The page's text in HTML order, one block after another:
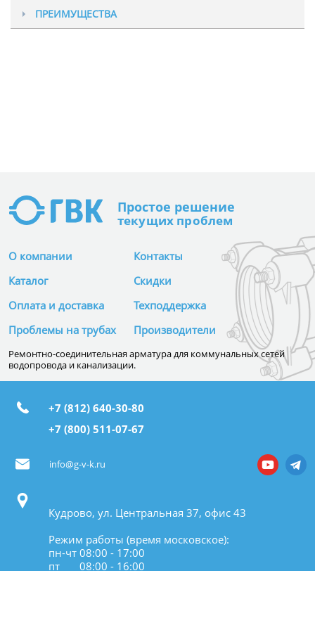
Производитель
40
Максимальное рабочее давление (PN / Ру)
16 атм / 1,6 МПа
Рабочая среда
вода; сточные воды
Температура рабочей среды (max)
70
резьбовое
труба-труба
Тип резьбы
трубная дюймовая (G)
Вид резьбы
наружная / наружная
ПРЕИМУЩЕСТВА
Простое решение
текущих проблем
О компании
Каталог
Оплата и доставка
Скидки
Техподдержка
Производители
Проблемы на трубах
Контакты
Ремонтно-соединительная арматура для коммунальных сетей
водопровода и канализации.
+7 (812) 640-30-80
+7 (800) 511-07-67
info@g-v-k.ru
Кудрово, ул. Центральная 37, офис 43
Режим работы (время московское):
пн-чт 08:00 - 17:00
пт 08:00 - 16:00